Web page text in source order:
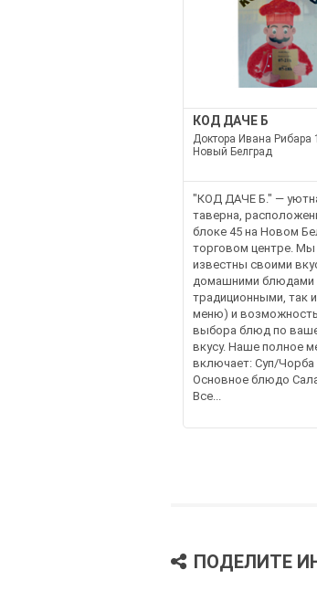
КОД ДАЧЕ Б
Доктора Ивана Рибара
Новый Белград
"КОД ДАЧЕ Б." —
таверна,
блоке 45 на Новом
торговом центре. Мы
известны своими
домашними блюдами
традиционными, так
меню) и
выбора блюд по
вкусу. Наше полное
включает: Суп/Чорба
Основное блюдо
Все...
ПОДЕЛИТЕ